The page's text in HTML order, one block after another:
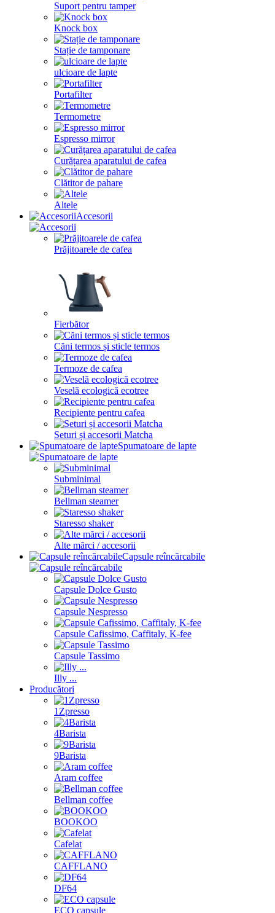
Suport pentru tamper
Knock box
Stație de tamponare
ulcioare de lapte
Portafilter
Termometre
Espresso mirror
Curățarea aparatului de cafea
Clătitor de pahare
Altele
Accesorii
Prăjitoarele de cafea
Fierbător
Căni termos și sticle termos
Termoze de cafea
Veselă ecologică ecotree
Recipiente pentru cafea
Seturi și accesorii Matcha
Spumatoare de lapte
Subminimal
Bellman steamer
Staresso shaker
Alte mărci / accesorii
Capsule reîncărcabile
Capsule Dolce Gusto
Capsule Nespresso
Capsule Cafissimo, Caffitaly, K-fee
Capsule Tassimo
Illy ...
Producători
1Zpresso
4Barista
9Barista
Aram coffee
Bellman coffee
BOOKOO
Cafelat
CAFFLANO
DF64
ECO capsule